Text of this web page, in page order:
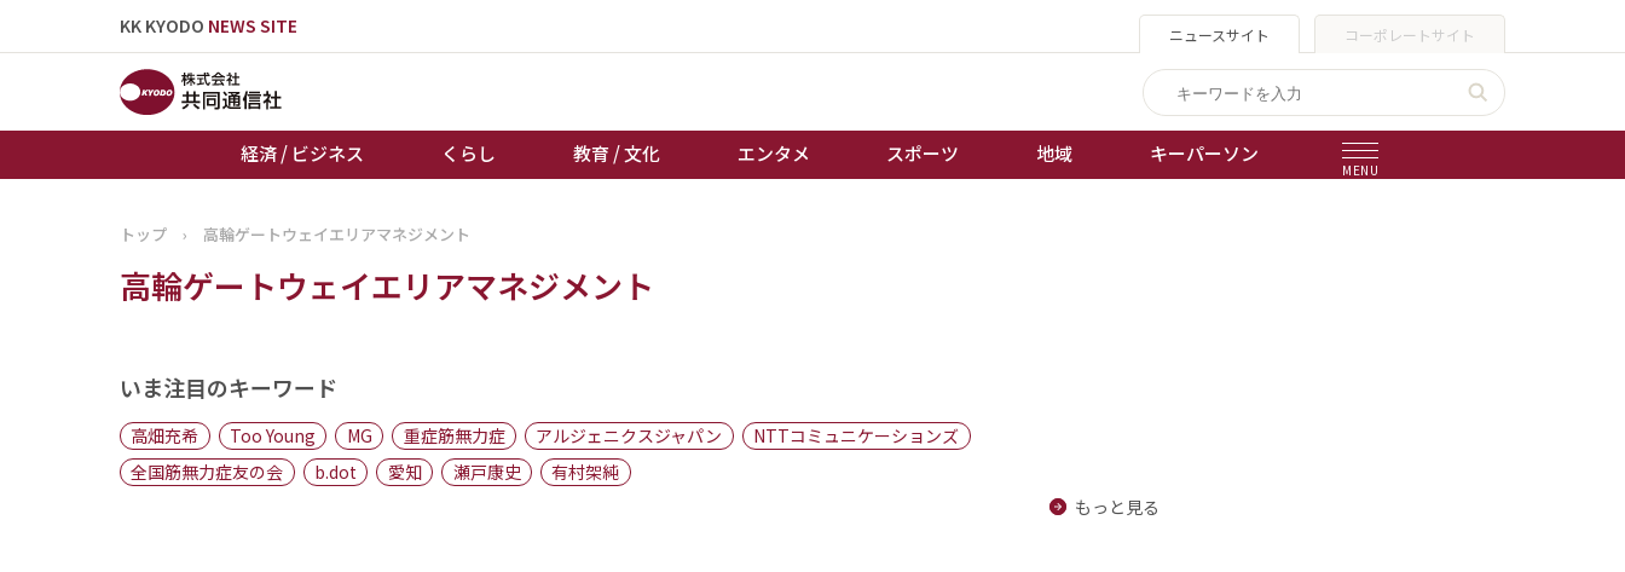
KK KYODO NEWS SITE ニュースサイト コーポレートサイト
経済 / ビジネス くらし 教育 / 文化 エンタメ スポーツ 地域 キーパーソン
MENU
トップページ
お知らせ
くらし
地域
キーパーソン
棋王戦
トップ › 高輪ゲートウェイエリアマネジメント
高輪ゲートウェイエリアマネジメント
いま注目のキーワード
高畑充希 Too Young MG 重症筋無力症 アルジェニクスジャパン
NTTコミュニケーションズ
全国筋無力症友の会
b.dot 愛知 瀬戸康史
有村架純
もっと見る